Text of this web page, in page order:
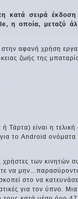
κατά σειρά
η οποία, μεταξύ
στην αφανή χρήση
ζωής της
Τάρτα) είναι η
για το Android
χρήστες των κινητών
να
στο να
για τον ύπνο.